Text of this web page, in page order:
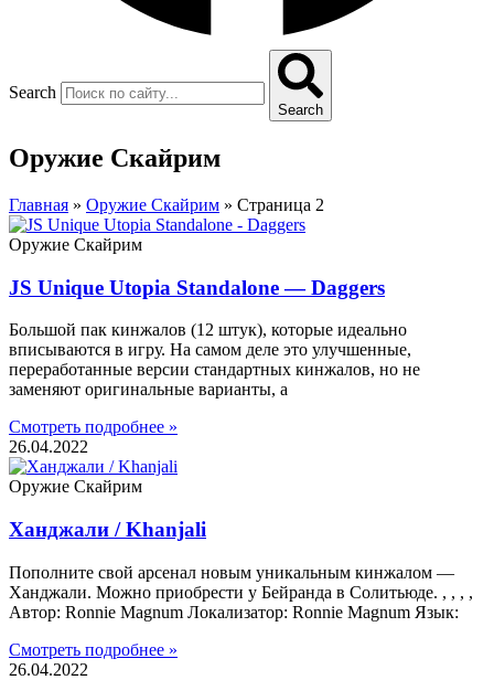
Search
Search
Оружие Скайрим
Главная » Оружие Скайрим » Страница 2
Оружие Скайрим
JS Unique Utopia Standalone — Daggers
Большой пак кинжалов (12 штук), которые идеально
вписываются в игру. На самом деле это улучшенные,
переработанные версии стандартных кинжалов, но не
заменяют оригинальные варианты, а
Смотреть подробнее »
26.04.2022
Оружие Скайрим
Ханджали / Khanjali
Пополните свой арсенал новым уникальным кинжалом —
Ханджали. Можно приобрести у Бейранда в Солитьюде. , , , ,
Автор: Ronnie Magnum Локализатор: Ronnie Magnum Язык:
Смотреть подробнее »
26.04.2022